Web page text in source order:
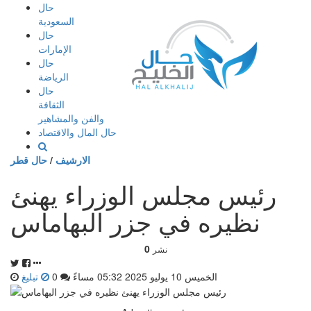
إذهب
المحتوى
حال
السعودية
حال
الإمارات
حال
الرياضة
حال
الثقافة
والفن والمشاهير
حال المال والاقتصاد
الارشيف / حال قطر
رئيس مجلس الوزراء يهنئ
نظيره في جزر البهاماس
0 نشر
الخميس 10 يوليو 2025 05:32 مساءً تبليغ